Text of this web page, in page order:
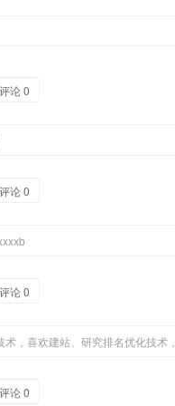
评论 0
评论 0
评论 0
术，喜欢建站、研究排名优化技术
评论 0